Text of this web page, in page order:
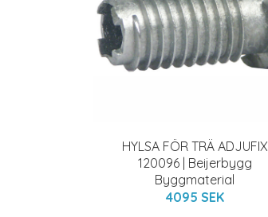
HYLSA FÖR TRÄ ADJUFIX
120096 | Beijerbygg
Byggmaterial
4095 SEK